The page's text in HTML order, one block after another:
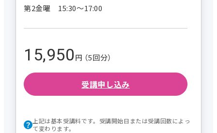
第2金曜 15:30～17:00
15,950円 （5回分）
受講申し込み
上記は基本受講料です。受講開始日または受講回数によっ
て変わります。